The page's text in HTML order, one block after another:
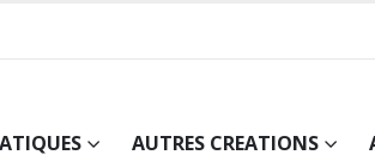
AUTRES CREATIONS